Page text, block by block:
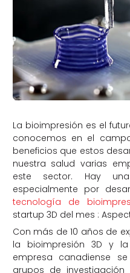
La bioimpresión es el
conocemos en el
beneficios que estos
nuestra salud varias
este sector. Hay
especialmente por
tecnología de
startup 3D del mes :
Con más de 10 años de
la bioimpresión 3D y
empresa canadiense
grupos de investigación